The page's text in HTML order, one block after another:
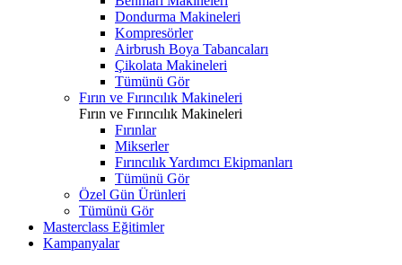
Dondurma Makineleri
Kompresörler
Airbrush Boya Tabancaları
Çikolata Makineleri
Tümünü Gör
Fırın ve Fırıncılık Makineleri
Fırın ve Fırıncılık Makineleri
Fırınlar
Mikserler
Fırıncılık Yardımcı Ekipmanları
Tümünü Gör
Özel Gün Ürünleri
Tümünü Gör
Masterclass Eğitimler
Kampanyalar